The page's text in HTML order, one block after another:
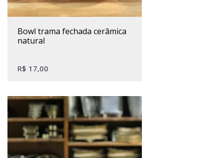
bowl trama fechada cerâmica
natural
R$ 17,00